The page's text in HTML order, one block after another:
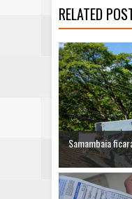
RELATED
Samambaia